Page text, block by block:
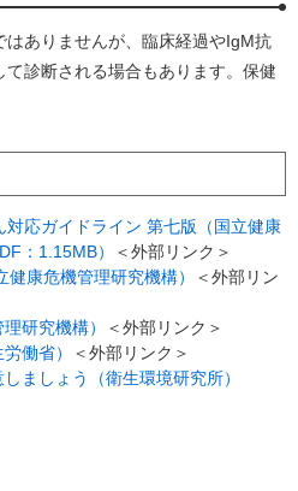
ありませんが、臨床経過やIgM抗
診断される場合もあります。保健
対応ガイドライン 第七版（国立健康
：1.15MB）
＜外部リンク＞
康危機管理研究機構）
＜外部リン
研究機構）
＜外部リンク＞
働省）
＜外部リンク＞
ましょう（衛生環境研究所）